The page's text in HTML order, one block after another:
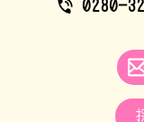
0280-